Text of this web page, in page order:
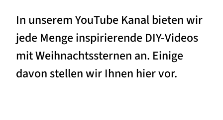
In unserem YouTube Kanal bieten wir
jede Menge inspirierende DIY-Videos
mit Weihnachtssternen an. Einige
davon stellen wir Ihnen hier vor.